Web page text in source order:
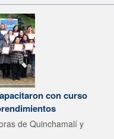
con curso
de Quinchamalí y